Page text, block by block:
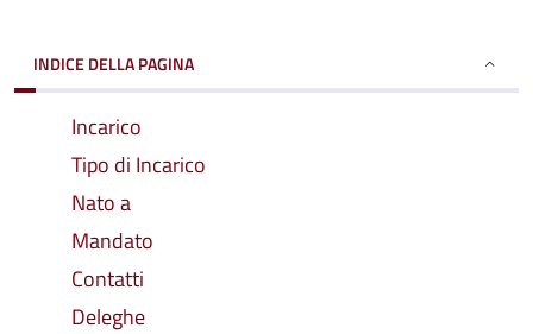
INDICE DELLA PAGINA
Incarico
Tipo di Incarico
Nato a
Mandato
Contatti
Deleghe